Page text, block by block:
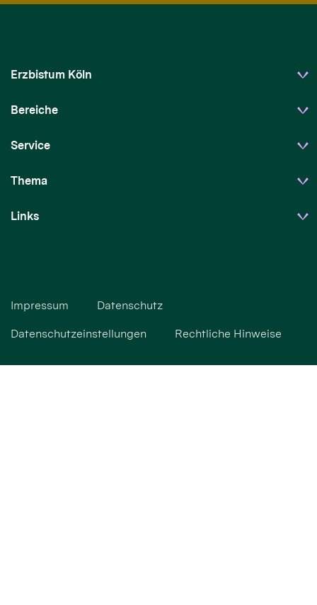
Erzbistum Köln
Bereiche
Service
Thema
Links
Impressum Datenschutz
Datenschutzeinstellungen Rechtliche Hinweise